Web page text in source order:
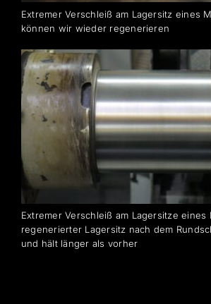
Extremer Verschleiß am Lagersitz eines
können wir wieder regenerieren
Extremer Verschleiß am Lagersitze
regenerierter Lagersitz nach dem
und hält länger als vorher